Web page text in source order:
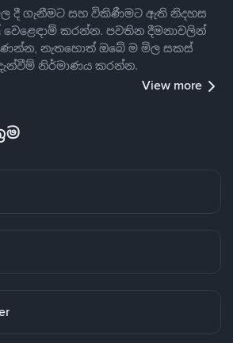
දී ගැනීමට සහ විකිණීමට ඇති නිදහස
කරන්න. පවතින දීමනාවලින්
නැතහොත් ඔබේ ම මිල සකස්
නිර්මාණය කරන්න.
View more